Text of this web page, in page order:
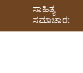
ಸಾಹಿತ್ಯ
ಸಮಾಚಾರ: